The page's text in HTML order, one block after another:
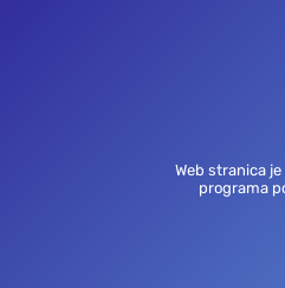
Web stranica
programa